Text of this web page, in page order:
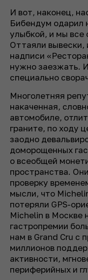
И вот, наконец,
Бибендум одарил
улыбкой, и мы все
Оттаяли вывески,
надписи
нужно заезжать.
специально
Многолетняя
накаченная,
автомобиле,
граните, по ходу
заодно
доморощенных
о всеобщей
пространства.
проверку
мысли, что
потеряли GPS-
Michelin в Москве
гастропремии
нам в Grand Cru с
миллионов
активности,
периферийных и